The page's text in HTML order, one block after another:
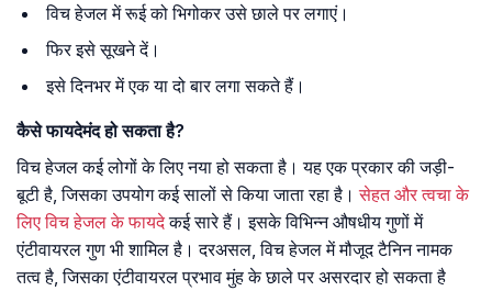
विच हेजल में रूई को भिगोकर उसे छाले पर लगाएं।
फिर इसे सूखने दें।
इसे दिनभर में एक या दो बार लगा सकते हैं।
कैसे फायदेमंद हो सकता है?
विच हेजल कई लोगों के लिए नया हो सकता है। यह एक प्रकार की जड़ी-
बूटी है, जिसका उपयोग कई सालों से किया जाता रहा है। सेहत और त्वचा के
लिए विच हेजल के फायदेकई सारे हैं। इसके विभिन्न औषधीय गुणों में
एंटीवायरल गुण भी शामिल है। दरअसल, विच हेजल में मौजूद टैनिन नामक
तत्व है, जिसका एंटीवायरल प्रभाव मुंह के छाले पर असरदार हो सकता है